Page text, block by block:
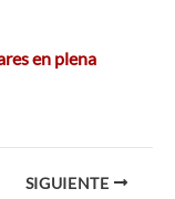
en plena
SIGUIENTE